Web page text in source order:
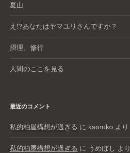
夏山
え!?あなたはヤマユリさんですか？
摂理、修行
人間のここを見る
最近のコメント
私的柏屋構想が過ぎる に kaoruko より
私的柏屋構想が過ぎる に うめぼし より